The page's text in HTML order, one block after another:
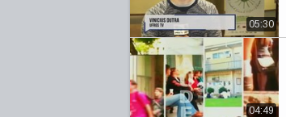
05:30
04:49